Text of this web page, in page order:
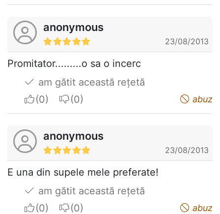
anonymous
23/08/2013
Promitator.........o sa o incerc
am gătit această rețetă
I apreciateI do not appreciate abuz
anonymous
23/08/2013
E una din supele mele preferate!
am gătit această rețetă
I apreciateI do not appreciate abuz